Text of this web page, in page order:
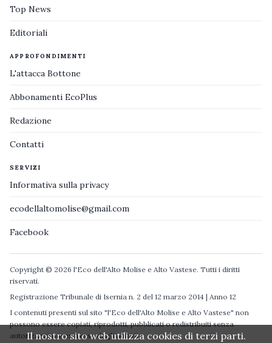
Top News
Editoriali
APPROFONDIMENTI
L'attacca Bottone
Abbonamenti EcoPlus
Redazione
Contatti
SERVIZI
Informativa sulla privacy
ecodellaltomolise@gmail.com
Facebook
Copyright © 2026 l'Eco dell'Alto Molise e Alto Vastese. Tutti i diritti
riservati.
Registrazione Tribunale di Isernia n. 2 del 12 marzo 2014 | Anno 12
I contenuti presenti sul sito "l'Eco dell'Alto Molise e Alto Vastese" non
possono essere copiati, riprodotti, pubblicati o redistribuiti senza
autorizzazione espressa degli autori.
Il nostro sito web utilizza cookies di terzi parti.